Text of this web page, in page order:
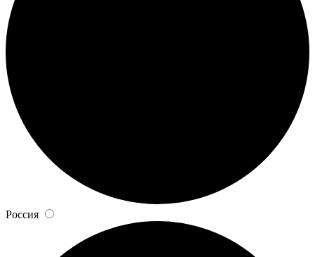
Россия